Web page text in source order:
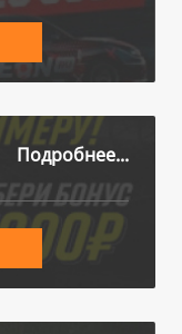
Подробнее...